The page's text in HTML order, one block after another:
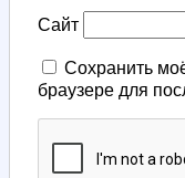
Сайт
Сохранить
браузере для